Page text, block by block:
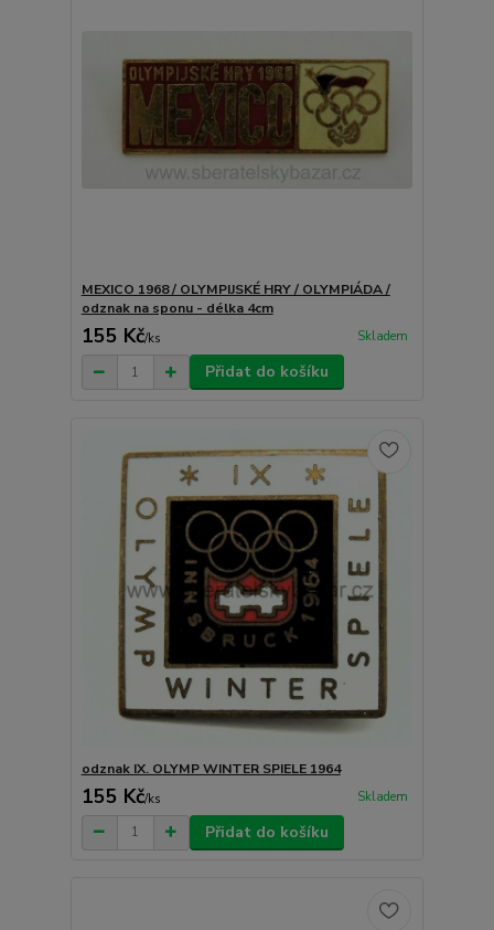
MEXICO 1968 / OLYMPIJSKÉ HRY / OLYMPIÁDA /
odznak na sponu - délka 4cm
155 Kč/ks Skladem
Přidat do košíku
odznak IX. OLYMP WINTER SPIELE 1964
155 Kč/ks Skladem
Přidat do košíku